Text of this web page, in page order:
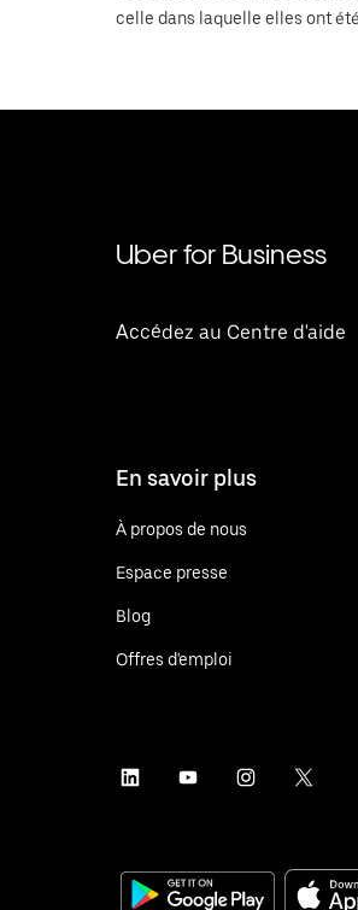
celle dans laquelle elles ont
Uber for Business
Accédez au Centre d'aide
En savoir plus
À propos de nous
Espace presse
Blog
Offres d'emploi